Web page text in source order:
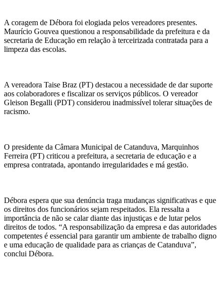
A coragem de Débora foi elogiada pelos vereadores presentes.
Maurício Gouvea questionou a responsabilidade da prefeitura e da
secretaria de Educação em relação à terceirizada contratada para a
limpeza das escolas.
A vereadora Taise Braz (PT) destacou a necessidade de dar suporte
aos colaboradores e fiscalizar os serviços públicos. O vereador
Gleison Begalli (PDT) considerou inadmissível tolerar situações de
racismo.
O presidente da Câmara Municipal de Catanduva, Marquinhos
Ferreira (PT) criticou a prefeitura, a secretaria de educação e a
empresa contratada, apontando irregularidades e má gestão.
Débora espera que sua denúncia traga mudanças significativas e que
os direitos dos funcionários sejam respeitados. Ela ressalta a
importância de não se calar diante das injustiças e de lutar pelos
direitos de todos. “A responsabilização da empresa e das autoridades
competentes é essencial para garantir um ambiente de trabalho digno
e uma educação de qualidade para as crianças de Catanduva”,
conclui Débora.